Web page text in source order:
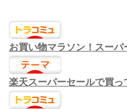
お買い物マラソン！スーパ
楽天スーパーセールで買っ